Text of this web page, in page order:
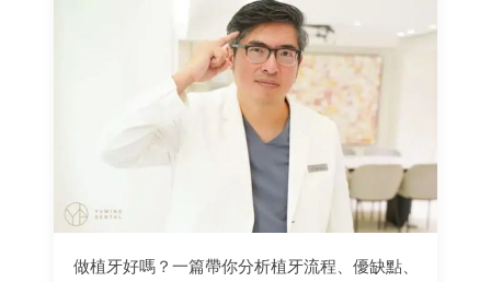
做植牙好嗎？一篇帶你分析植牙流程、優缺點、